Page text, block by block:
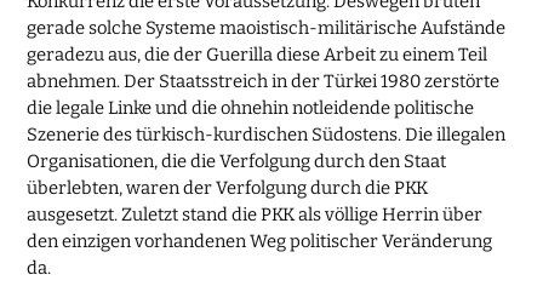
gerade solche Systeme maoistisch-militärische Aufstände
geradezu aus, die der Guerilla diese Arbeit zu einem Teil
abnehmen. Der Staatsstreich in der Türkei 1980 zerstörte
die legale Linke und die ohnehin notleidende politische
Szenerie des türkisch-kurdischen Südostens. Die illegalen
Organisationen, die die Verfolgung durch den Staat
überlebten, waren der Verfolgung durch die PKK
ausgesetzt. Zuletzt stand die PKK als völlige Herrin über
den einzigen vorhandenen Weg politischer Veränderung
da.